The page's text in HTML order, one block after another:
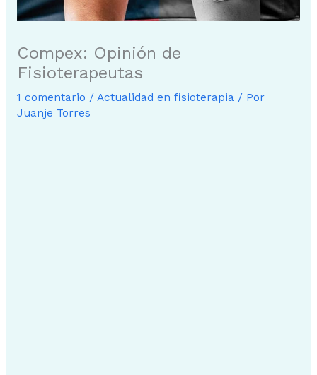
Compex: Opinión de
Fisioterapeutas
1 comentario / Actualidad en fisioterapia/ Por
Juanje Torres